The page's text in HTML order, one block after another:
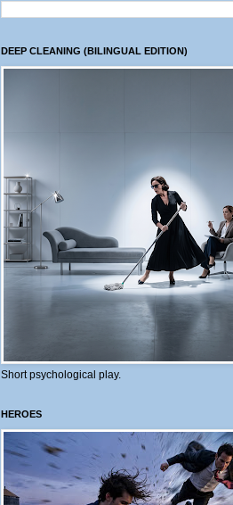
DEEP CLEANING (BILINGUAL EDITION)
Short psychological play.
HEROES